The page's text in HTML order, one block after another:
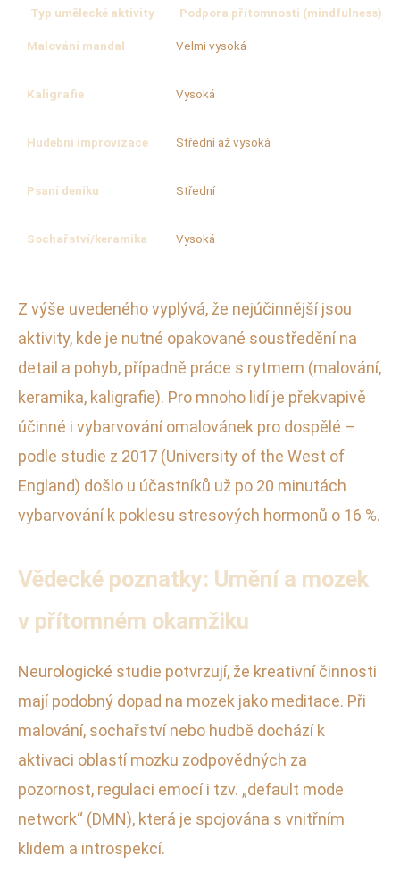
Typ umělecké aktivity Podpora přítomnosti (mindfulness)
Malování mandal Velmi vysoká
Kaligrafie Vysoká
Hudební improvizace Střední až vysoká
Psaní deníku Střední
Sochařství/keramika Vysoká
Z výše uvedeného vyplývá, že nejúčinnější jsou
aktivity, kde je nutné opakované soustředění na
detail a pohyb, případně práce s rytmem (malování,
keramika, kaligrafie). Pro mnoho lidí je překvapivě
účinné i vybarvování omalovánek pro dospělé –
podle studie z 2017 (University of the West of
England) došlo u účastníků už po 20 minutách
vybarvování k poklesu stresových hormonů o 16 %.
Vědecké poznatky: Umění a mozek
v přítomném okamžiku
Neurologické studie potvrzují, že kreativní činnosti
mají podobný dopad na mozek jako meditace. Při
malování, sochařství nebo hudbě dochází k
aktivaci oblastí mozku zodpovědných za
pozornost, regulaci emocí i tzv. „default mode
network“ (DMN), která je spojována s vnitřním
klidem a introspekcí.